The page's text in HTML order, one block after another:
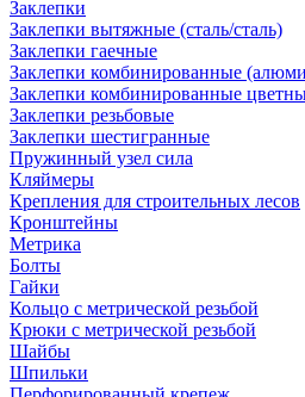
Заклепки
Заклепки вытяжные (сталь/сталь)
Заклепки гаечные
Заклепки комбинированные
Заклепки комбинированные
Заклепки резьбовые
Заклепки шестигранные
Пружинный узел сила
Кляймеры
Крепления для строительных лесов
Кронштейны
Метрика
Болты
Гайки
Кольцо с метрической резьбой
Крюки с метрической резьбой
Шайбы
Шпильки